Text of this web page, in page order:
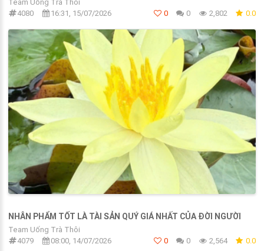
Team Uống Trà Thôi
4080
16:31, 15/07/2026 0 0 2,802 0.0
NHÂN PHẨM TỐT LÀ TÀI SẢN QUÝ GIÁ NHẤT CỦA ĐỜI NGƯỜI
Team Uống Trà Thôi
4079
08:00, 14/07/2026 0 0 2,564 0.0